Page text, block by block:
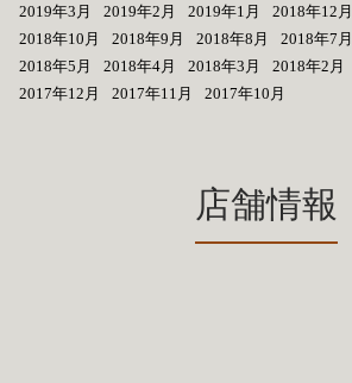
2019年3月
2019年2月 2019年1月 2018年12月
2018年10月
2018年9月 2018年8月 2018年7月
2018年5月
2018年4月 2018年3月 2018年2月
2017年12月
2017年11月 2017年10月
店舗情報